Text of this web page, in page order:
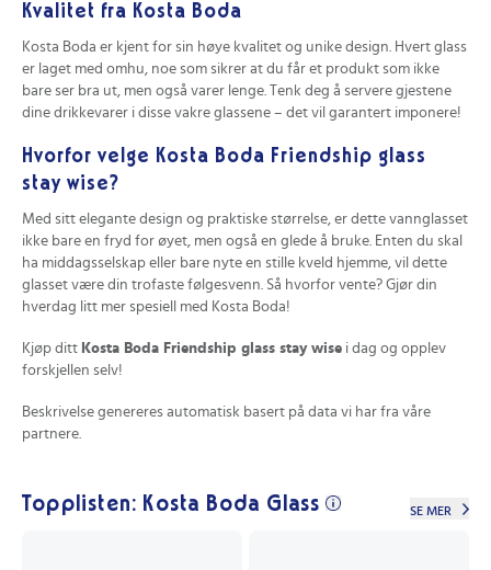
Kvalitet fra Kosta Boda
Kosta Boda er kjent for sin høye kvalitet og unike design. Hvert glass
er laget med omhu, noe som sikrer at du får et produkt som ikke
bare ser bra ut, men også varer lenge. Tenk deg å servere gjestene
dine drikkevarer i disse vakre glassene – det vil garantert imponere!
Hvorfor velge Kosta Boda Friendship glass
stay wise?
Med sitt elegante design og praktiske størrelse, er dette vannglasset
ikke bare en fryd for øyet, men også en glede å bruke. Enten du skal
ha middagsselskap eller bare nyte en stille kveld hjemme, vil dette
glasset være din trofaste følgesvenn. Så hvorfor vente? Gjør din
hverdag litt mer spesiell med Kosta Boda!
Kjøp ditt Kosta Boda Friendship glass stay wise i dag og opplev
forskjellen selv!
Beskrivelse genereres automatisk basert på data vi har fra våre
partnere.
Topplisten: Kosta Boda Glass SE MER